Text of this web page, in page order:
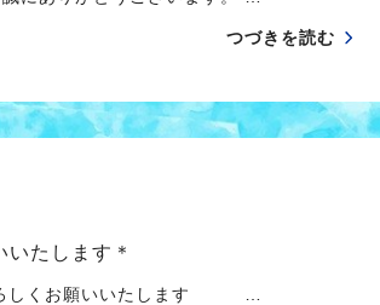
つづきを読む
たします＊
ろしくお願いいたします …